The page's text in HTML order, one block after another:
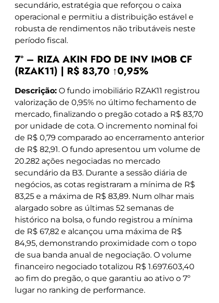
secundário, estratégia que reforçou o caixa
operacional e permitiu a distribuição estável e
robusta de rendimentos não tributáveis neste
período fiscal.
7º – RIZA AKIN FDO DE INV IMOB CF
(RZAK11) | R$ 83,70 ↑0,95%
Descrição: O fundo imobiliário RZAK11 registrou
valorização de 0,95% no último fechamento de
mercado, finalizando o pregão cotado a R$ 83,70
por unidade de cota. O incremento nominal foi
de R$ 0,79 comparado ao encerramento anterior
de R$ 82,91. O fundo apresentou um volume de
20.282 ações negociadas no mercado
secundário da B3. Durante a sessão diária de
negócios, as cotas registraram a mínima de R$
83,25 e a máxima de R$ 83,89. Num olhar mais
alargado sobre as últimas 52 semanas de
histórico na bolsa, o fundo registrou a mínima
de R$ 67,82 e alcançou uma máxima de R$
84,95, demonstrando proximidade com o topo
de sua banda anual de negociação. O volume
financeiro negociado totalizou R$ 1.697.603,40
ao fim do pregão, o que garantiu ao ativo o 7º
lugar no ranking de performance.